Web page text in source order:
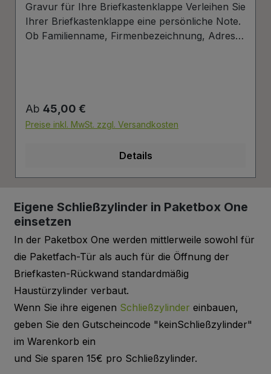
Gravur für Ihre Briefkastenklappe Verleihen Sie
Ihrer Briefkastenklappe eine persönliche Note.
Ob Familienname, Firmenbezeichnung, Adresse
stellen wir Ihnen eine praktische Vorlage zur
Verfügung. Laden Sie einfach die PowerPoint-
passen Sie Schrift, Text und Anordnung nach
fertige Datei anschließend zurück. Wir setzen
Gravurdatei Herstellerinformationen:
Mypaketkasten GmbH Lukasweg 8 94469
Deggendorf Deutschland
kontakt@mypaketkasten.de
Regulärer Preis:
Ab 45,00 €
Preise inkl. MwSt. zzgl. Versandkosten
Details
Eigene Schließzylinder in Paketbox One
einsetzen
In der Paketbox One werden mittlerweile sowohl für
die Paketfach-Tür als auch für die Öffnung der
Briefkasten-Rückwand standardmäßig
Haustürzylinder verbaut.
Wenn Sie ihre eigenen Schließzylinder einbauen,
geben Sie den Gutscheincode "keinSchließzylinder"
im Warenkorb ein
und Sie sparen 15€ pro Schließzylinder.